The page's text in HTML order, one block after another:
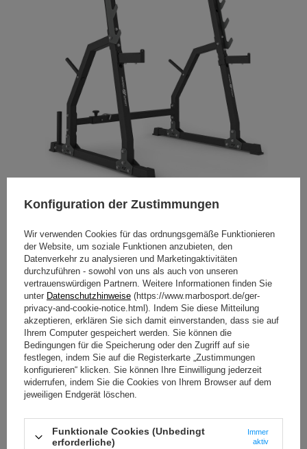
Verstellbare Hantelablage mit Notablage und
Verstellbare Hantelablage mit Notablage und
Abstandsverstellung MS-S107 2.0 von Marbo Sport ist
eine perfekte Ergänzung zu Ihrem Home Gym.
Dank der stabilen und funktionalen Konstruktion ist das
Training mit der Langhantel komfortabel. Die Notablage
macht Ihr Training besonders sicher.
Das Gerät zeichnet sich aus durch:
stabile Konstruktion, die auch bei hoher Belastung
und intensiver Nutzung nicht versagt;
6 Ebenen zum Aufbewahren von Gewichten, was
eine vielseitige Verwendung während des Kraft- und
solide Notablagen mit 3-Stufen-Verstellung, die es
Ihnen ermöglichen, die optimale Startposition
anzunehmen;
Konfiguration der Zustimmungen
Wir verwenden Cookies für das ordnungsgemäße Funktionieren
der Website, um soziale Funktionen anzubieten, den
Datenverkehr zu analysieren und Marketingaktivitäten
durchzuführen - sowohl von uns als auch von unseren
vertrauenswürdigen Partnern. Weitere Informationen finden Sie
unter Datenschutzhinweise (https://www.marbosport.de/ger-
privacy-and-cookie-notice.html). Indem Sie diese Mitteilung
akzeptieren, erklären Sie sich damit einverstanden, dass sie auf
Ihrem Computer gespeichert werden. Sie können die
Bedingungen für die Speicherung oder den Zugriff auf sie
festlegen, indem Sie auf die Registerkarte „Zustimmungen
konfigurieren“ klicken. Sie können Ihre Einwilligung jederzeit
widerrufen, indem Sie die Cookies von Ihrem Browser auf dem
jeweiligen Endgerät löschen.
Funktionale Cookies (Unbedingt
erforderliche)
Immer
aktiv